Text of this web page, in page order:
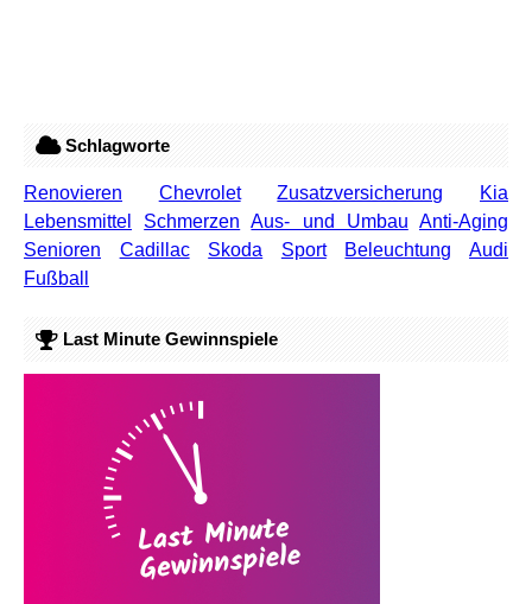
Schlagworte
Renovieren Chevrolet Zusatzversicherung
Kia
Lebensmittel
Schmerzen Aus- und Umbau Anti-Aging
Senioren
Cadillac Skoda Sport Beleuchtung
Audi
Fußball
Last Minute Gewinnspiele